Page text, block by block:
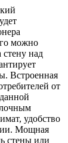
можно
стену над
Встроенная
от
удобство
Мощная
стены или